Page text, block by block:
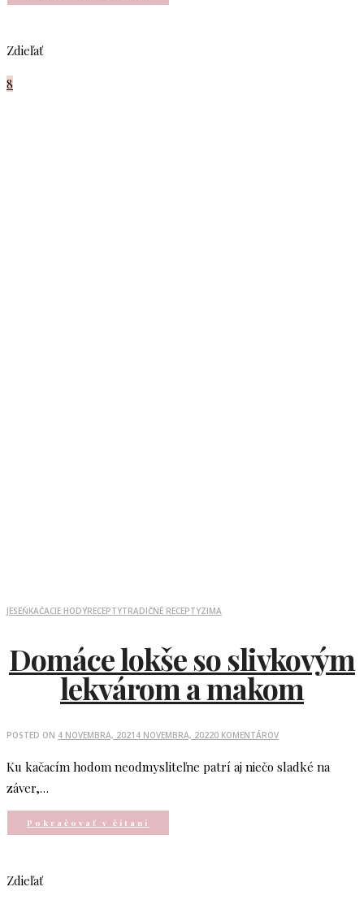
Zdieľať
8
JESEŇKAČACIE HODYRECEPTYTRADIČNÉ RECEPTYZIMA
Domáce lokše so slivkovým
lekvárom a makom
POSTED ON 4 NOVEMBRA, 2021 4 NOVEMBRA, 20220 KOMENTÁROV
Ku kačacím hodom neodmysliteľne patrí aj niečo sladké na
záver,…
Pokračovať v čítaní
Zdieľať